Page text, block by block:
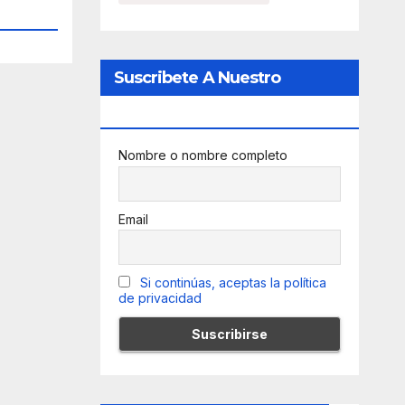
Suscribete A Nuestro
Nombre o nombre completo
Email
Si continúas, aceptas la política
de privacidad